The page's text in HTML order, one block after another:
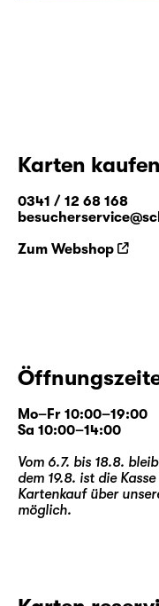
Karten kaufen
0341 / 12 68 168
Zum Webshop
Mo–Fr 10:00–19:00
Sa 10:00–14:00
Vom 6.7. bis 18.8.
dem 19.8. ist die
Kartenkauf über
möglich.